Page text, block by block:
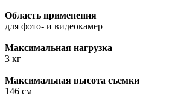
Область применения
для фото- и видеокамер
Максимальная нагрузка
3 кг
Максимальная высота съемки
146 см